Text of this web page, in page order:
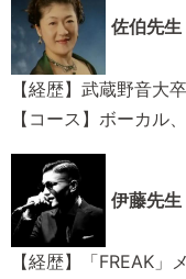
佐伯先生
【経歴】武蔵野音大
【コース】ボーカル
伊藤先生
【経歴】「FREAK